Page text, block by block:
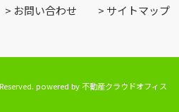
お問い合わせ
サイトマップ
powered by 不動産クラウドオフィス